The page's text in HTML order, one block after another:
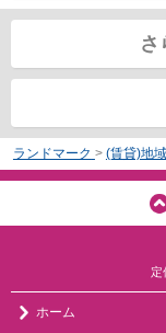
さ
ランドマーク > (賃貸)地
ホーム